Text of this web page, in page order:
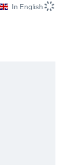
In English